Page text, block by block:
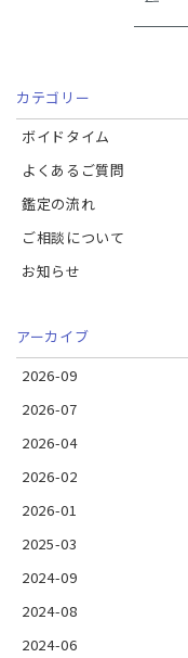
カテゴリー
ボイドタイム
よくあるご質問
鑑定の流れ
ご相談について
お知らせ
アーカイブ
2026-09
2026-07
2026-04
2026-02
2026-01
2025-03
2024-09
2024-08
2024-06